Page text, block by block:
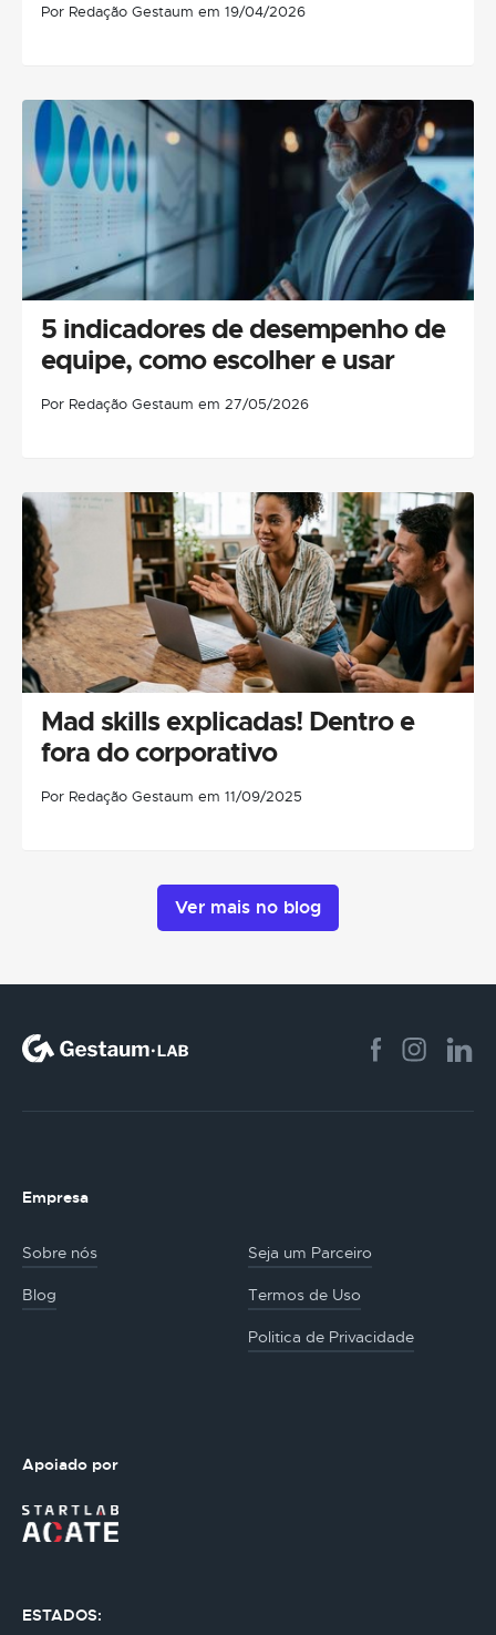
Por Redação Gestaum em 19/04/2026
5 indicadores de desempenho de
equipe, como escolher e usar
Por Redação Gestaum em 27/05/2026
Mad skills explicadas! Dentro e
fora do corporativo
Por Redação Gestaum em 11/09/2025
Ver mais no blog
Empresa
Sobre nós Seja um Parceiro
Blog Termos de Uso
Politica de Privacidade
Apoiado por
ESTADOS: